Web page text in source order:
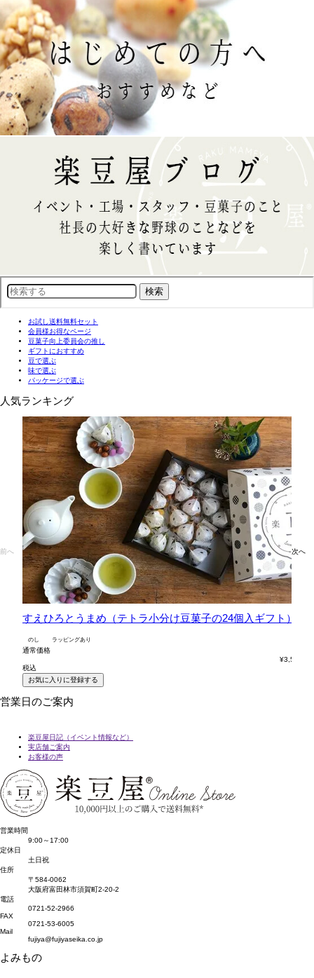
お試し送料無料セット
会員様お得なページ
豆菓子向上委員会の推し
ギフトにおすすめ
豆で選ぶ
味で選ぶ
パッケージで選ぶ
人気ランキング
前へ
すえひろとうまめ（テトラ小分け豆菓子の24個入ギフト）
のし ラッピングあり
通常価格
¥3,564
税込
お気に入りに登録する
次へ
営業日のご案内
楽豆屋日記（イベント情報など）
実店舗ご案内
お客様の声
営業時間
9:00～17:00
定休日
土日祝
住所
〒584-0062
大阪府富田林市須賀町2-20-2
電話
0721-52-2966
FAX
0721-53-6005
Mail
fujiya@fujiyaseika.co.jp
よみもの